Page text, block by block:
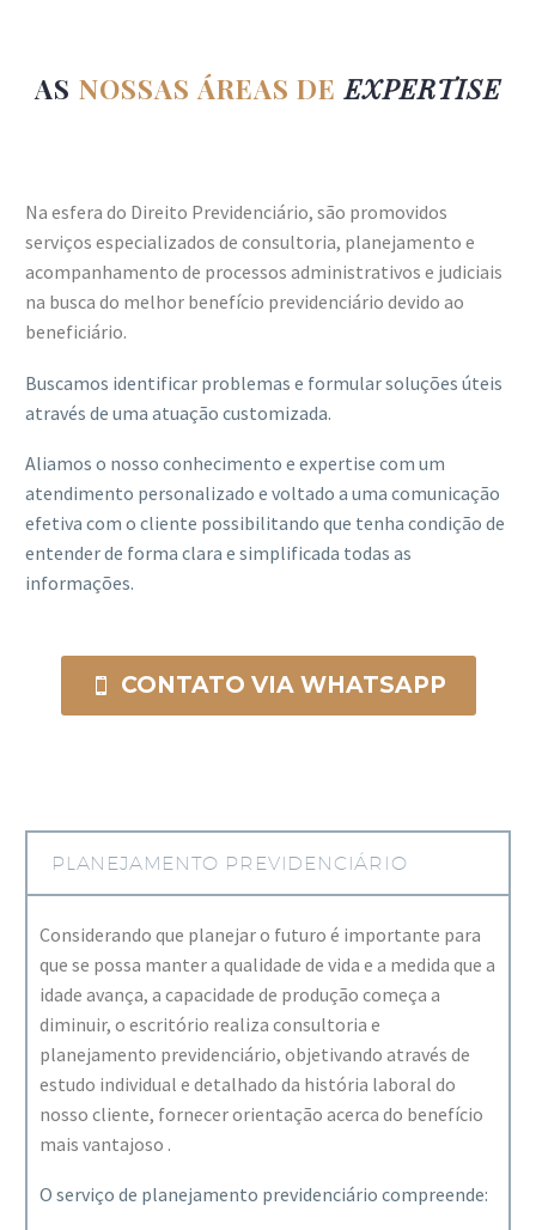
AS NOSSAS ÁREAS DE EXPERTISE
Na esfera do Direito Previdenciário, são promovidos
serviços especializados de consultoria, planejamento e
acompanhamento de processos administrativos e judiciais
na busca do melhor benefício previdenciário devido ao
beneficiário.
Buscamos identificar problemas e formular soluções úteis
através de uma atuação customizada.
Aliamos o nosso conhecimento e expertise com um
atendimento personalizado e voltado a uma comunicação
efetiva com o cliente possibilitando que tenha condição de
entender de forma clara e simplificada todas as
informações.
 CONTATO VIA WHATSAPP
PLANEJAMENTO PREVIDENCIÁRIO
Considerando que planejar o futuro é importante para
que se possa manter a qualidade de vida e a medida que a
idade avança, a capacidade de produção começa a
diminuir, o escritório realiza consultoria e
planejamento previdenciário, objetivando através de
estudo individual e detalhado da história laboral do
nosso cliente, fornecer orientação acerca do benefício
mais vantajoso .
O serviço de planejamento previdenciário compreende: